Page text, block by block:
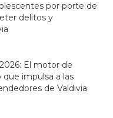
por porte de
delitos y
El motor de
impulsa a las
de Valdivia